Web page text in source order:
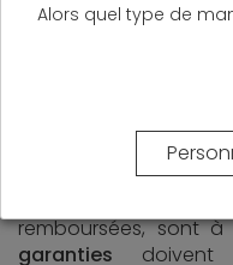
Signer une offre de
sur les taux
durée du prêtainsi
remboursées, sont à
garanties doivent
Alors quel type de